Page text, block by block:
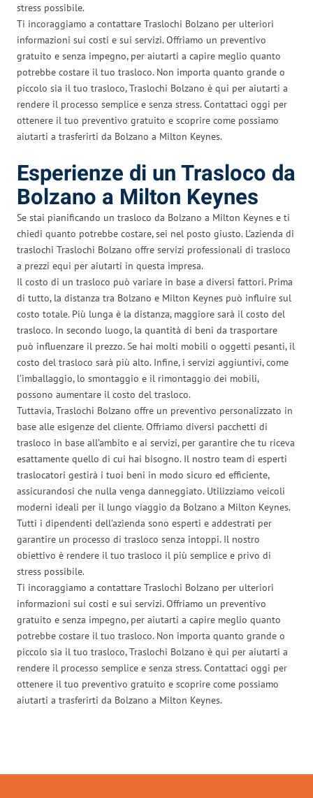
stress possibile.
Ti incoraggiamo a contattare Traslochi Bolzano per ulteriori
informazioni sui costi e sui servizi. Offriamo un preventivo
gratuito e senza impegno, per aiutarti a capire meglio quanto
potrebbe costare il tuo trasloco. Non importa quanto grande o
piccolo sia il tuo trasloco, Traslochi Bolzano è qui per aiutarti a
rendere il processo semplice e senza stress. Contattaci oggi per
ottenere il tuo preventivo gratuito e scoprire come possiamo
aiutarti a trasferirti da Bolzano a Milton Keynes.
Esperienze di un Trasloco da
Bolzano a Milton Keynes
Se stai pianificando un trasloco da Bolzano a Milton Keynes e ti
chiedi quanto potrebbe costare, sei nel posto giusto. L’azienda di
traslochi Traslochi Bolzano offre servizi professionali di trasloco
a prezzi equi per aiutarti in questa impresa.
Il costo di un trasloco può variare in base a diversi fattori. Prima
di tutto, la distanza tra Bolzano e Milton Keynes può influire sul
costo totale. Più lunga è la distanza, maggiore sarà il costo del
trasloco. In secondo luogo, la quantità di beni da trasportare
può influenzare il prezzo. Se hai molti mobili o oggetti pesanti, il
costo del trasloco sarà più alto. Infine, i servizi aggiuntivi, come
l’imballaggio, lo smontaggio e il rimontaggio dei mobili,
possono aumentare il costo del trasloco.
Tuttavia, Traslochi Bolzano offre un preventivo personalizzato in
base alle esigenze del cliente. Offriamo diversi pacchetti di
trasloco in base all’ambito e ai servizi, per garantire che tu riceva
esattamente quello di cui hai bisogno. Il nostro team di esperti
traslocatori gestirà i tuoi beni in modo sicuro ed efficiente,
assicurandosi che nulla venga danneggiato. Utilizziamo veicoli
moderni ideali per il lungo viaggio da Bolzano a Milton Keynes.
Tutti i dipendenti dell’azienda sono esperti e addestrati per
garantire un processo di trasloco senza intoppi. Il nostro
obiettivo è rendere il tuo trasloco il più semplice e privo di
stress possibile.
Ti incoraggiamo a contattare Traslochi Bolzano per ulteriori
informazioni sui costi e sui servizi. Offriamo un preventivo
gratuito e senza impegno, per aiutarti a capire meglio quanto
potrebbe costare il tuo trasloco. Non importa quanto grande o
piccolo sia il tuo trasloco, Traslochi Bolzano è qui per aiutarti a
rendere il processo semplice e senza stress. Contattaci oggi per
ottenere il tuo preventivo gratuito e scoprire come possiamo
aiutarti a trasferirti da Bolzano a Milton Keynes.